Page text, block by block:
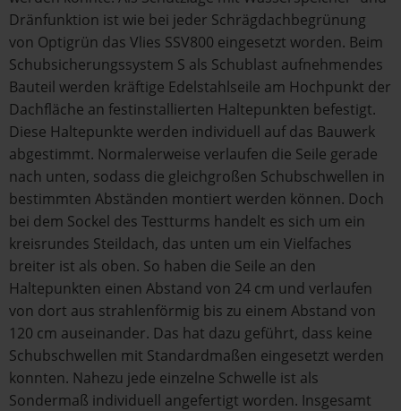
Dränfunktion ist wie bei jeder Schrägdachbegrünung
von Optigrün das Vlies SSV800 eingesetzt worden. Beim
Schubsicherungssystem S als Schublast aufnehmendes
Bauteil werden kräftige Edelstahlseile am Hochpunkt der
Dachfläche an festinstallierten Haltepunkten befestigt.
Diese Haltepunkte werden individuell auf das Bauwerk
abgestimmt. Normalerweise verlaufen die Seile gerade
nach unten, sodass die gleichgroßen Schubschwellen in
bestimmten Abständen montiert werden können. Doch
bei dem Sockel des Testturms handelt es sich um ein
kreisrundes Steildach, das unten um ein Vielfaches
breiter ist als oben. So haben die Seile an den
Haltepunkten einen Abstand von 24 cm und verlaufen
von dort aus strahlenförmig bis zu einem Abstand von
120 cm auseinander. Das hat dazu geführt, dass keine
Schubschwellen mit Standardmaßen eingesetzt werden
konnten. Nahezu jede einzelne Schwelle ist als
Sondermaß individuell angefertigt worden. Insgesamt